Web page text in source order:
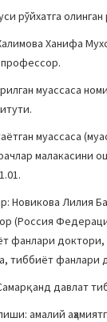
рўйхатга олинган
Ханифа
муассаса
муассаса
малакасини
Новикова Лилия
(Россия
фанлари
тиббиёт
давлат
амалий